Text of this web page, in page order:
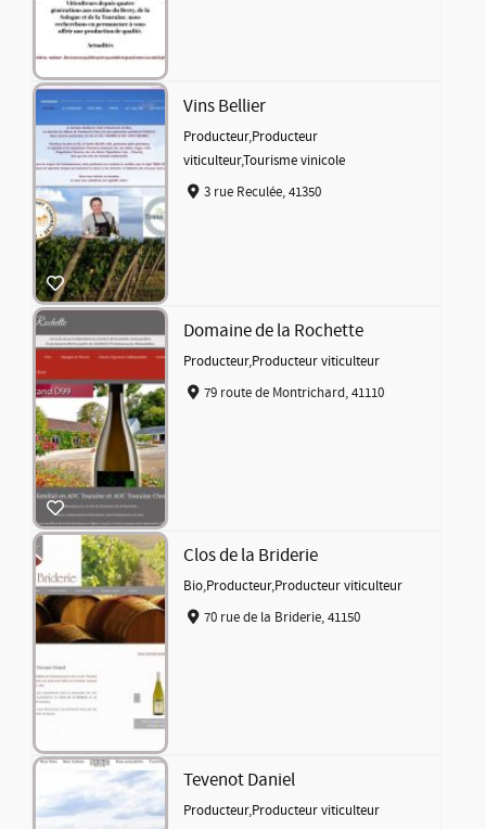
Vins Bellier
Producteur,Producteur
viticulteur,Tourisme vinicole
3 rue Reculée, 41350
Domaine de la Rochette
Producteur,Producteur viticulteur
79 route de Montrichard, 41110
Clos de la Briderie
Bio,Producteur,Producteur viticulteur
70 rue de la Briderie, 41150
Tevenot Daniel
Producteur,Producteur viticulteur